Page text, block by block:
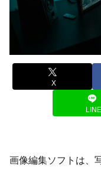
X
LINE
画像編集ソフトは、